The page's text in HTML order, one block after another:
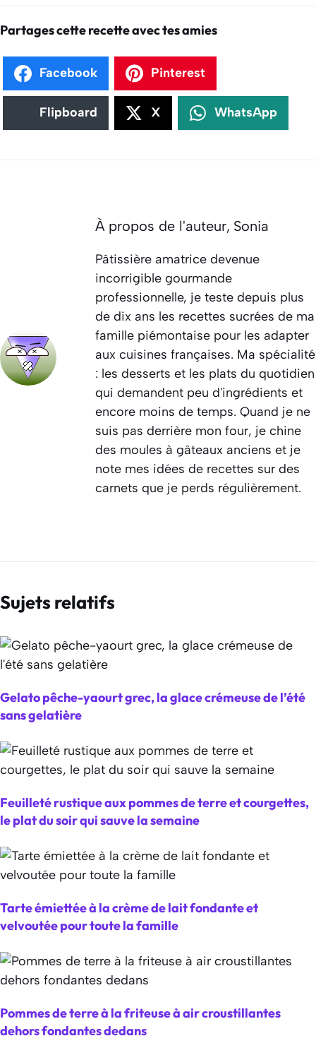
Partages cette recette avec tes amies
Facebook Pinterest
Flipboard X WhatsApp
À propos de l'auteur, Sonia
Pâtissière amatrice devenue
incorrigible gourmande
professionnelle, je teste depuis plus
de dix ans les recettes sucrées de ma
famille piémontaise pour les adapter
aux cuisines françaises. Ma spécialité
: les desserts et les plats du quotidien
qui demandent peu d'ingrédients et
encore moins de temps. Quand je ne
suis pas derrière mon four, je chine
des moules à gâteaux anciens et je
note mes idées de recettes sur des
carnets que je perds régulièrement.
Sujets relatifs
Gelato pêche-yaourt grec, la glace crémeuse de l’été
sans gelatière
Feuilleté rustique aux pommes de terre et courgettes,
le plat du soir qui sauve la semaine
Tarte émiettée à la crème de lait fondante et
velvoutée pour toute la famille
Pommes de terre à la friteuse à air croustillantes
dehors fondantes dedans